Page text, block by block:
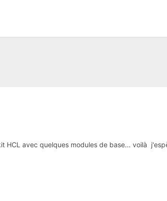
HCL avec quelques modules de base... voilà